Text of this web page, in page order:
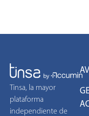
Tinsa, la mayor
plataforma
independiente de